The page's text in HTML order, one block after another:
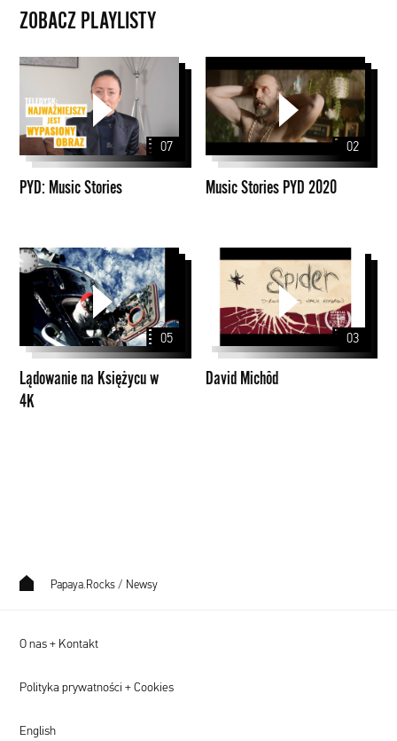
ZOBACZ PLAYLISTY
PYD:
Stories
07
PYD: Music Stories
Stories
PYD
2020
02
Music Stories PYD 2020
Lądowanie
Księżycu
05
Lądowanie na Księżycu w
4K
David
Michôd
03
David Michôd
Papaya.Rocks / Newsy
O nas + Kontakt
Polityka prywatności + Cookies
English